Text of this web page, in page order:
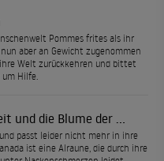
Pommes frites als ihr
aber an Gewicht zugenommen
Welt zurückkehren und bittet
um Hilfe.
und die Blume der ...
passt leider nicht mehr in ihre
ist eine Alraune, die durch ihre